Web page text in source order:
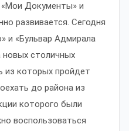
«Мои Документы» и
развивается. Сегодня
и «Бульвар Адмирала
новых столичных
из которых пройдет
до района из
которого были
воспользоваться